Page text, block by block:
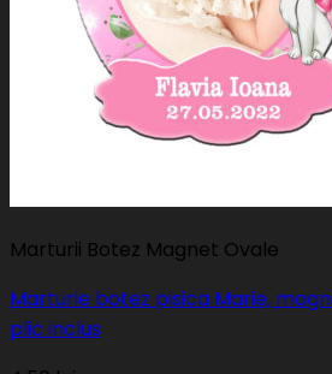
Marturii Botez Magnet Ovale
Marturie botez pisica Marie,
plic inclus